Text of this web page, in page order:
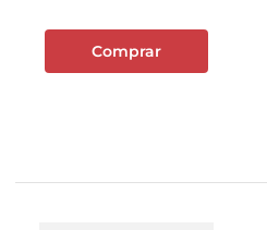
Comprar